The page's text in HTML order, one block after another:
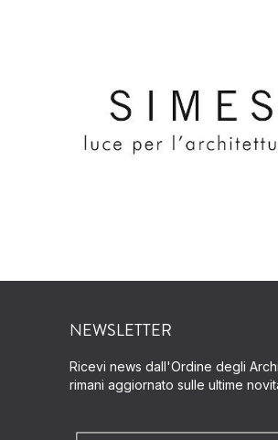
NEWSLETTER
Ricevi news dall'Ordine degli
rimani aggiornato sulle ultime